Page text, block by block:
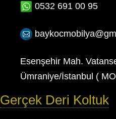
0532 691 00 95
Esenşehir Mah.
Ümraniye/İstanbul (
Gerçek Deri Koltuk